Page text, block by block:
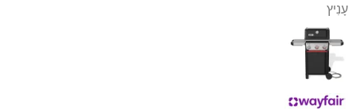
עָנִיץ